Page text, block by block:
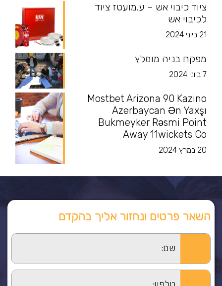
ציוד כיבוי אש – ע.מועטז ציוד
לכיבוי אש
21 ביוני 2024
מפקח בניה מומלץ
7 ביוני 2024
Mostbet Arizona 90 Kazino
Azerbaycan Ən Yaxşı
Bukmeyker Rəsmi Point
Away 11wickets Co
20 במרץ 2024
השאר פרטים ונחזור אליך בהקדם